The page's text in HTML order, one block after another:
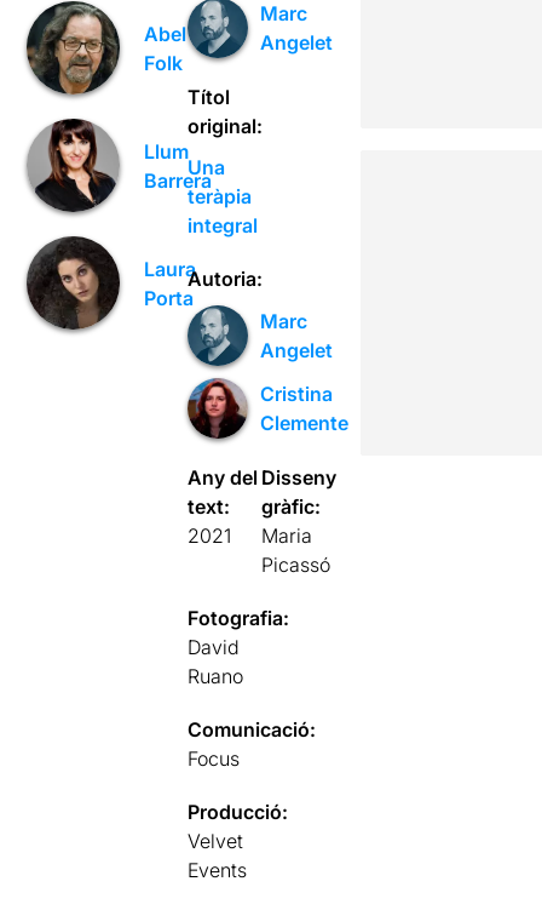
Abel
Folk
Llum
Barrera
Laura
Porta
Marc
Angelet
Títol
original:
Una
teràpia
integral
Autoria:
Marc
Angelet
Cristina
Clemente
Any del
text:
2021
Disseny
gràfic:
Maria
Picassó
Fotografia:
David
Ruano
Comunicació:
Focus
Producció:
Velvet
Events